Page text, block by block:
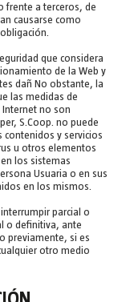
frente a terceros, de
causarse como
que considera
de la Web y
dañ No obstante, la
las medidas de
no son
S.Coop. no puede
y servicios
u otros elementos
los sistemas
Usuaria o en sus
en los mismos.
parcial o
o definitiva, ante
previamente, si es
otro medio